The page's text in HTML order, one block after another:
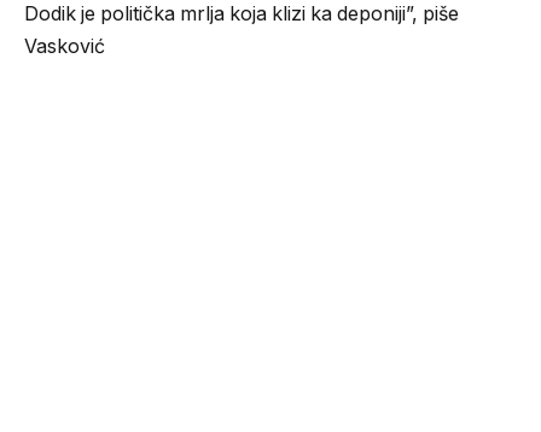
Dodik je politička mrlja koja klizi ka deponiji”, piše
Vasković